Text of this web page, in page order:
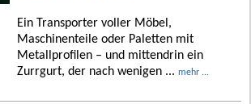
Ein Transporter voller Möbel,
Maschinenteile oder Paletten mit
Metallprofilen – und mittendrin ein
Zurrgurt, der nach wenigen ... mehr ...